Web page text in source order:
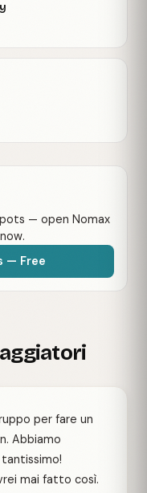
— open Nomax
— Free
per fare un
Abbiamo
mai fatto così.